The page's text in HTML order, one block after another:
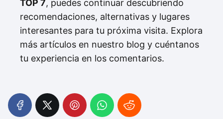
TOP 7, puedes continuar descubriendo
recomendaciones, alternativas y lugares
interesantes para tu próxima visita. Explora
más artículos en nuestro blog y cuéntanos
tu experiencia en los comentarios.